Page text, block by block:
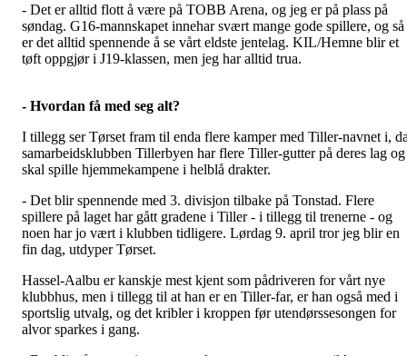
- Det er alltid flott å være på TOBB Arena, og jeg er på plass på
søndag. G16-mannskapet innehar svært mange gode spillere, og så
er det alltid spennende å se vårt eldste jentelag. KIL/Hemne blir et
tøft oppgjør i J19-klassen, men jeg har alltid trua.
- Hvordan få med seg alt?
I tillegg ser Tørset fram til enda flere kamper med Tiller-navnet i,
samarbeidsklubben Tillerbyen har flere Tiller-gutter på deres lag og
skal spille hjemmekampene i helblå drakter.
- Det blir spennende med 3. divisjon tilbake på Tonstad. Flere
spillere på laget har gått gradene i Tiller - i tillegg til trenerne - og
noen har jo vært i klubben tidligere. Lørdag 9. april tror jeg blir en
fin dag, utdyper Tørset.
Hassel-Aalbu er kanskje mest kjent som pådriveren for vårt nye
klubbhus, men i tillegg til at han er en Tiller-far, er han også med i
sportslig utvalg, og det kribler i kroppen før utendørssesongen for
alvor sparkes i gang.